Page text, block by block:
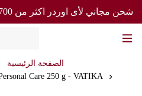
تفوت العرض
الصفحة الرئيسية
Care 250 g - VATIKA